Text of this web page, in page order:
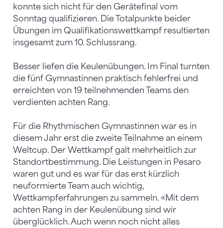
konnte sich nicht für den Gerätefinal vom
Sonntag qualifizieren. Die Totalpunkte beider
Übungen im Qualifikationswettkampf resultierten
insgesamt zum 10. Schlussrang.
Besser liefen die Keulenübungen. Im Final turnten
die fünf Gymnastinnen praktisch fehlerfrei und
erreichten von 19 teilnehmenden Teams den
verdienten achten Rang.
Für die Rhythmischen Gymnastinnen war es in
diesem Jahr erst die zweite Teilnahme an einem
Weltcup. Der Wettkampf galt mehrheitlich zur
Standortbestimmung. Die Leistungen in Pesaro
waren gut und es war für das erst kürzlich
neuformierte Team auch wichtig,
Wettkampferfahrungen zu sammeln. «Mit dem
achten Rang in der Keulenübung sind wir
überglücklich. Auch wenn noch nicht alles